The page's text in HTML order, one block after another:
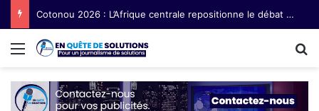
Cotonou 2026 : L’Afrique centrale repositionne le débat sur les semences paysannes
Menu